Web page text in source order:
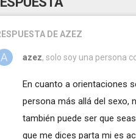
DE AZEZ
azez, solo soy una persona
En cuanto a orientaciones
persona más allá del sexo,
también puede ser que
que me dices parta mi es